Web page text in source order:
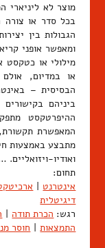
מוצר לא ליניארי
בכל סדר או
הגבולות בין
ומאפשר אופני
מילולי או כטקסט
או במדיום,
הבסיסית –
ההיפרטקסט
המאפשרת
מתבצע באמצעות
ואודיו-
תחום:
אינטרנט |
דיגיטלית
רגש: הכרת תודה |
התמצאות | חוסר